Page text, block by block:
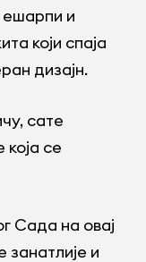
и
који спаја
дизајн.
сате
се
Сада на овај
и